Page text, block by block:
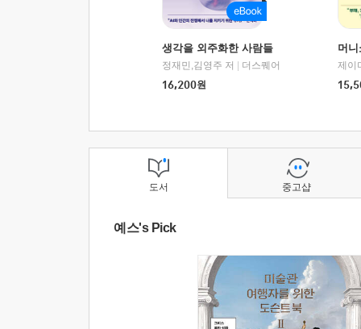
생각을 외주화한 사람들
정재민,김영주 저
더스퀘어
16,200원
머
도서
예스's Pick
중고샵